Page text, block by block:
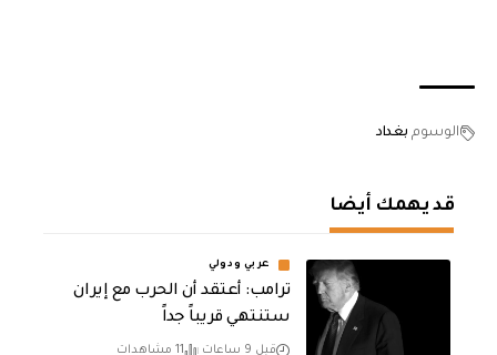
الوسوم بغداد
قد يهمك أيضا
عربي ودولي
‏ترامب: أعتقد أن الحرب مع إيران
ستنتهي قريباً جداً
قبل 9 ساعات 11 مشاهدات